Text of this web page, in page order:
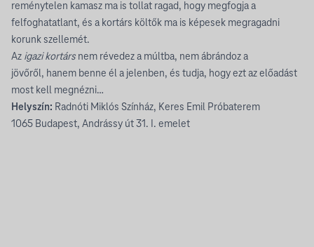
reménytelen kamasz ma is tollat ragad, hogy megfogja a
felfoghatatlant, és a kortárs költők ma is képesek megragadni
korunk szellemét.
Az igazi kortárs nem révedez a múltba, nem ábrándoz a
jövőről, hanem benne él a jelenben, és tudja, hogy ezt az előadást
most kell megnézni…
Helyszín: Radnóti Miklós Színház, Keres Emil Próbaterem
1065 Budapest, Andrássy út 31. I. emelet